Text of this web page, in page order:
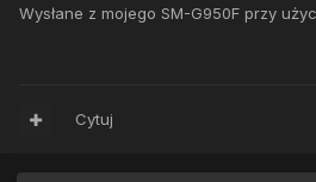
Wysłane z mojego SM-G950F przy
Cytuj